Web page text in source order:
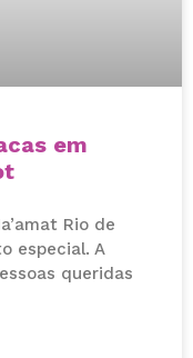
em
Rio de
especial. A
queridas